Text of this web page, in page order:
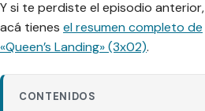
Y si te perdiste el episodio anterior,
acá tienes el resumen completo de
«Queen’s Landing» (3x02).
CONTENIDOS